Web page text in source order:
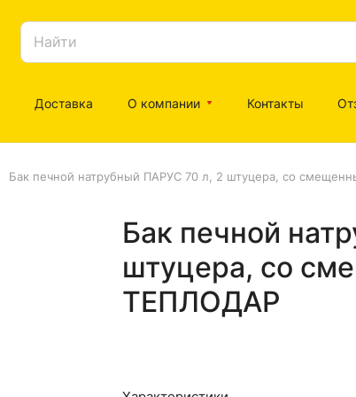
Доставка О компании Контакты
Бак печной натрубный ПАРУС 70 л, 2 штуцера, со
Бак печной
штуцера, со
ТЕПЛОДАР